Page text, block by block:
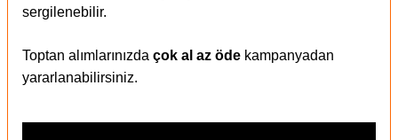
sergilenebilir.
Toptan alımlarınızda çok al az öde kampanyadan
yararlanabilirsiniz.